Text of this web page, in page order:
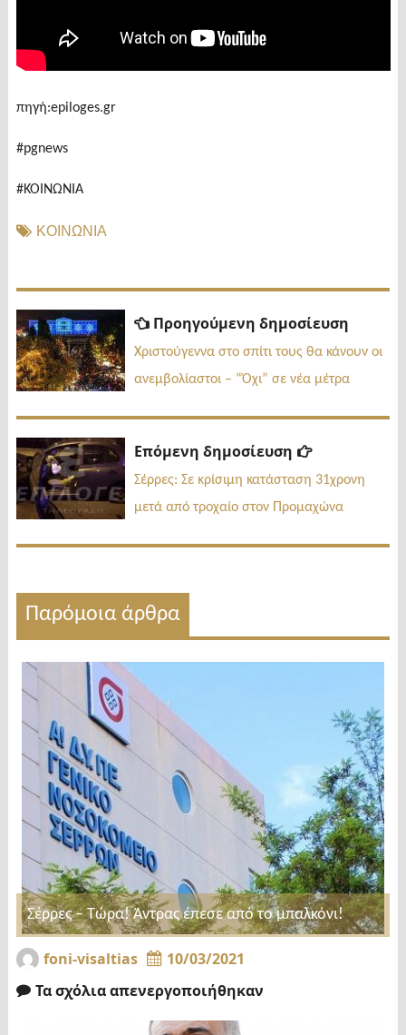
πηγή:epiloges.gr
#pgnews
#ΚΟΙΝΩΝΙΑ
ΚΟΙΝΩΝΙΑ
Πλοήγηση
άρθρων
Προηγούμενη δημοσίευση
Χριστούγεννα στο σπίτι τους θα κάνουν οι
ανεμβολίαστοι – “Όχι” σε νέα μέτρα
Επόμενη δημοσίευση
Επόμενη
Σέρρες: Σε κρίσιμη κατάσταση 31χρονη
μετά από τροχαίο στον Προμαχώνα
Παρόμοια άρθρα
Σέρρες – Τώρα! Άντρας έπεσε από το μπαλκόνι!
foni-visaltias
10/03/2021
Τα σχόλια απενεργοποιήθηκαν